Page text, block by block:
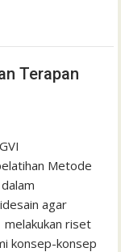
Terapan
Metode
agar
riset
konsep-konsep